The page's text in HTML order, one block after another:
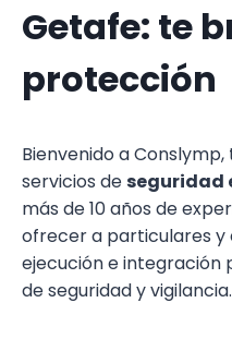
Getafe: te
protección
Bienvenido a
servicios deseguridad
más de 10 años de
ofrecer a particulares y
ejecución e integración
de seguridad y vigilancia.